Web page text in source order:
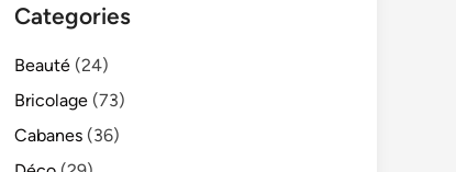
Categories
Beauté (24)
Bricolage (73)
Cabanes (36)